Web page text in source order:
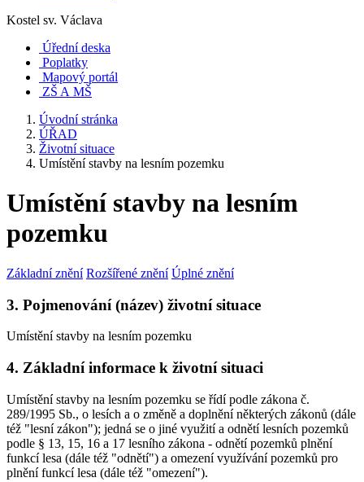
Kostel sv. Václava
Úřední deska
Poplatky
Mapový portál
ZŠ A MŠ
Úvodní stránka
ÚŘAD
Životní situace
Umístění stavby na lesním pozemku
Umístění stavby na lesním
pozemku
Základní znění Rozšířené znění Úplné znění
3. Pojmenování (název) životní situace
Umístění stavby na lesním pozemku
4. Základní informace k životní situaci
Umístění stavby na lesním pozemku se řídí podle zákona č.
289/1995 Sb., o lesích a o změně a doplnění některých zákonů (dále
též "lesní zákon"); jedná se o jiné využití a odnětí lesních pozemků
podle § 13, 15, 16 a 17 lesního zákona - odnětí pozemků plnění
funkcí lesa (dále též "odnětí") a omezení využívání pozemků pro
plnění funkcí lesa (dále též "omezení").